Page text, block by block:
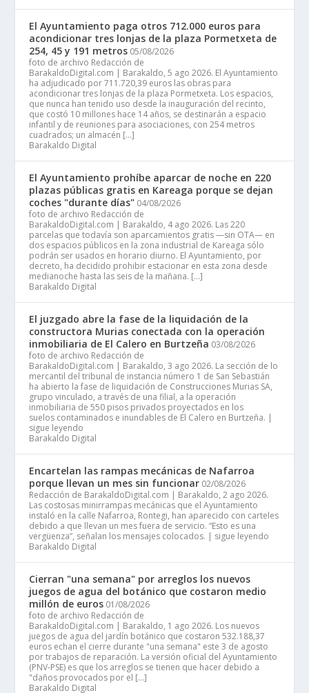
El Ayuntamiento paga otros 712.000 euros para
acondicionar tres lonjas de la plaza Pormetxeta de
254, 45 y 191 metros 05/08/2026
foto de archivo Redacción de
BarakaldoDigital.com | Barakaldo, 5 ago 2026. El Ayuntamiento
ha adjudicado por 711.720,39 euros las obras para
acondicionar tres lonjas de la plaza Pormetxeta. Los espacios,
que nunca han tenido uso desde la inauguración del recinto,
que costó 10 millones hace 14 años, se destinarán a espacio
infantil y de reuniones para asociaciones, con 254 metros
cuadrados; un almacén […]
Barakaldo Digital
El Ayuntamiento prohíbe aparcar de noche en 220
plazas públicas gratis en Kareaga porque se dejan
coches "durante días" 04/08/2026
foto de archivo Redacción de
BarakaldoDigital.com | Barakaldo, 4 ago 2026. Las 220
parcelas que todavía son aparcamientos gratis —sin OTA— en
dos espacios públicos en la zona industrial de Kareaga sólo
podrán ser usados en horario diurno. El Ayuntamiento, por
decreto, ha decidido prohibir estacionar en esta zona desde
medianoche hasta las seis de la mañana. […]
Barakaldo Digital
El juzgado abre la fase de la liquidación de la
constructora Murias conectada con la operación
inmobiliaria de El Calero en Burtzeña 03/08/2026
foto de archivo Redacción de
BarakaldoDigital.com | Barakaldo, 3 ago 2026. La sección de lo
mercantil del tribunal de instancia número 1 de San Sebastián
ha abierto la fase de liquidación de Construcciones Murias SA,
grupo vinculado, a través de una filial, a la operación
inmobiliaria de 550 pisos privados proyectados en los
suelos contaminados e inundables de El Calero en Burtzeña. |
sigue leyendo
Barakaldo Digital
Encartelan las rampas mecánicas de Nafarroa
porque llevan un mes sin funcionar 02/08/2026
Redacción de BarakaldoDigital.com | Barakaldo, 2 ago 2026.
Las costosas minirrampas mecánicas que el Ayuntamiento
instaló en la calle Nafarroa, Rontegi, han aparecido con carteles
debido a que llevan un mes fuera de servicio. “Esto es una
vergüenza”, señalan los mensajes colocados. | sigue leyendo
Barakaldo Digital
Cierran "una semana" por arreglos los nuevos
juegos de agua del botánico que costaron medio
millón de euros 01/08/2026
foto de archivo Redacción de
BarakaldoDigital.com | Barakaldo, 1 ago 2026. Los nuevos
juegos de agua del jardín botánico que costaron 532.188,37
euros echan el cierre durante "una semana" este 3 de agosto
por trabajos de reparación. La versión oficial del Ayuntamiento
(PNV-PSE) es que los arreglos se tienen que hacer debido a
"daños provocados por el […]
Barakaldo Digital